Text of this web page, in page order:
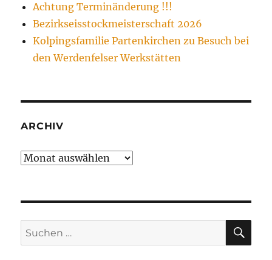
Achtung Terminänderung !!!
Bezirkseisstockmeisterschaft 2026
Kolpingsfamilie Partenkirchen zu Besuch bei
den Werdenfelser Werkstätten
ARCHIV
Archiv
Suchen
nach: